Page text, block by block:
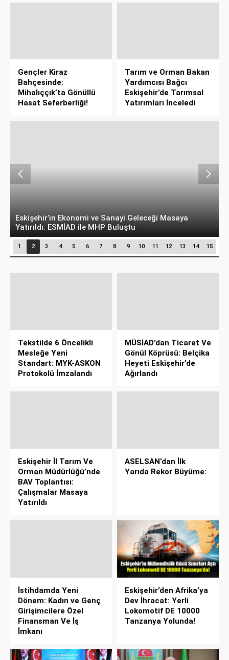
Gençler Kiraz
Bahçesinde:
Mihalıççık’ta Gönüllü
Hasat Seferberliği!
Tarım ve Orman Bakan
Yardımcısı Bağcı
Eskişehir’de Tarımsal
Yatırımları İnceledi
Belçika’dan Eskişehir’e Ticaret Köprüsü: Belediye
Başkanı Emir Kır MÜSİAD’ı Ziyaret Etti
1 2 3 4 5 6 7 8 9 10 11 12 13 14 15
Tekstilde 6 Öncelikli
Mesleğe Yeni
Standart: MYK-ASKON
Protokolü İmzalandı
MÜSİAD’dan Ticaret Ve
Gönül Köprüsü: Belçika
Heyeti Eskişehir’de
Ağırlandı
Eskişehir İl Tarım Ve
Orman Müdürlüğü’nde
BAV Toplantısı:
Çalışmalar Masaya
Yatırıldı
ASELSAN’dan İlk
Yarıda Rekor Büyüme:
İstihdamda Yeni
Dönem: Kadın ve Genç
Girişimcilere Özel
Finansman Ve İş
İmkanı
Eskişehir’den Afrika’ya
Dev İhracat: Yerli
Lokomotif DE 10000
Tanzanya Yolunda!